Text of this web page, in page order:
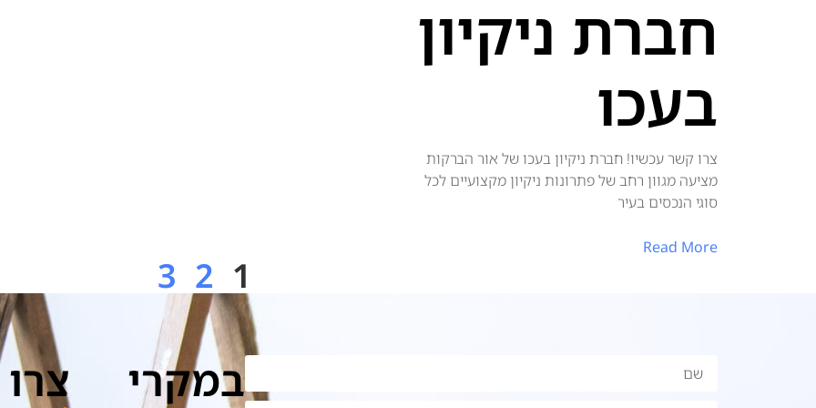
חברת ניקיון
בעכו
צרו קשר עכשיו! חברת ניקיון בעכו של אור הברקות
מציעה מגוון רחב של פתרונות ניקיון מקצועיים לכל
סוגי הנכסים בעיר
Read More
1
2
3
במקרי